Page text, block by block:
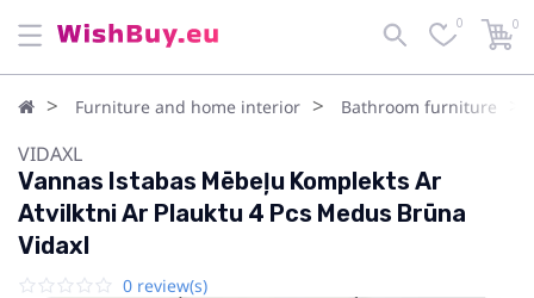
0 0
Furniture and home interior Bathroom furniture
VIDAXL
Vannas Istabas Mēbeļu Komplekts Ar
Atvilktni Ar Plauktu 4 Pcs Medus Brūna
Vidaxl
0 review(s)